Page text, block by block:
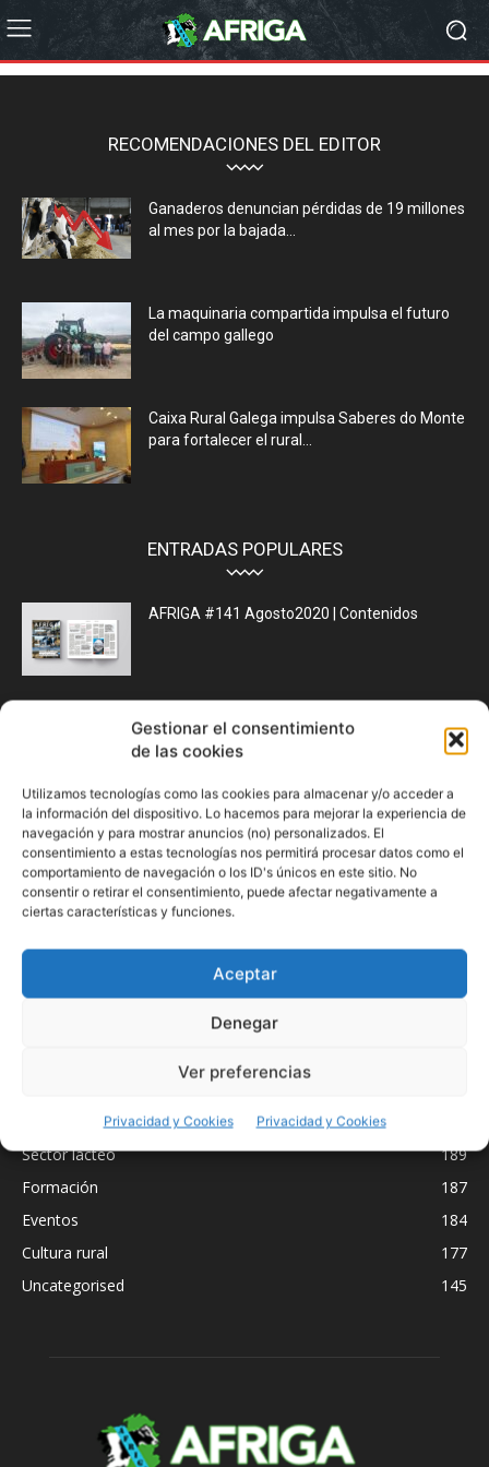
Gestionar el consentimiento
de las cookies
Utilizamos tecnologías como las cookies para almacenar y/o acceder a
la información del dispositivo. Lo hacemos para mejorar la experiencia de
navegación y para mostrar anuncios (no) personalizados. El
consentimiento a estas tecnologías nos permitirá procesar datos como el
comportamiento de navegación o los ID's únicos en este sitio. No
consentir o retirar el consentimiento, puede afectar negativamente a
ciertas características y funciones.
Aceptar
Denegar
Ver preferencias
Privacidad y Cookies Privacidad y Cookies
RECOMENDACIONES DEL EDITOR
Ganaderos denuncian pérdidas de 19 millones
al mes por la bajada...
La maquinaria compartida impulsa el futuro
del campo gallego
Caixa Rural Galega impulsa Saberes do Monte
para fortalecer el rural...
ENTRADAS POPULARES
AFRIGA #141 Agosto2020 | Contenidos
3 lácteos al día¿Por qué debemos tomar
leche, yogur y queso...
Microsilos de maíz Una alternativa forrajera
CATEGORÍA POPULAR
Sector forestal
Sector lácteo
189
Formación
187
Eventos
184
Cultura rural
177
Uncategorised
145